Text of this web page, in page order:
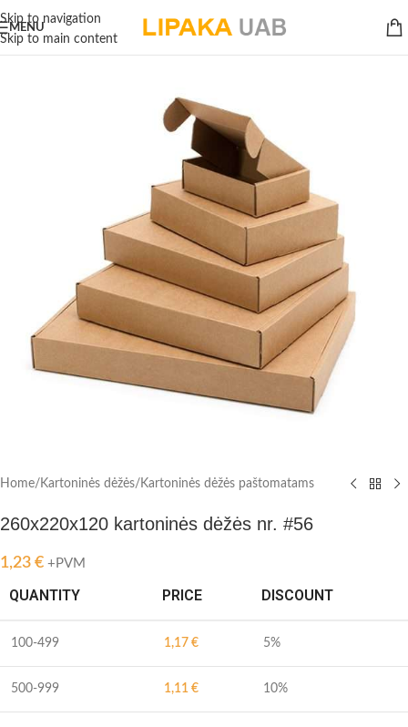
Skip to navigation
Skip to main content
MENU
Home/ Kartoninės dėžės/ Kartoninės dėžės paštomatams
260x220x120 kartoninės dėžės nr. #56
1,23 € +PVM
QUANTITY PRICE DISCOUNT
100-499 1,17 € 5%
500-999 1,11 € 10%